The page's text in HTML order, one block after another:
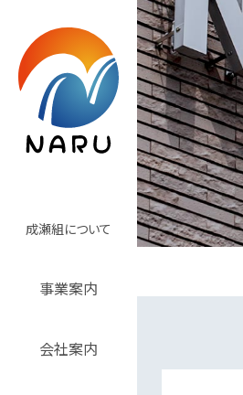
成瀬組について
事業案内
会社案内